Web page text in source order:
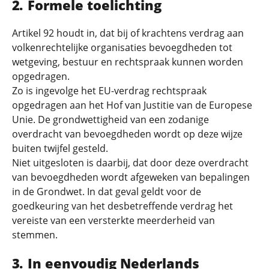
Formele toelichting
Artikel 92 houdt in, dat bij of krachtens verdrag aan
volkenrechtelijke organisaties bevoegdheden tot
wetgeving, bestuur en rechtspraak kunnen worden
opgedragen.
Zo is ingevolge het EU-verdrag rechtspraak
opgedragen aan het Hof van Justitie van de Europese
Unie. De grondwettigheid van een zodanige
overdracht van bevoegdheden wordt op deze wijze
buiten twijfel gesteld.
Niet uitgesloten is daarbij, dat door deze overdracht
van bevoegdheden wordt afgeweken van bepalingen
in de Grondwet. In dat geval geldt voor de
goedkeuring van het desbetreffende verdrag het
vereiste van een versterkte meerderheid van
stemmen.
In eenvoudig Nederlands